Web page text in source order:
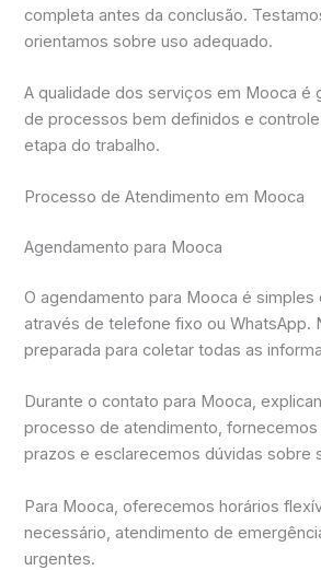
completa antes da conclusão.
orientamos sobre uso adequado.
A qualidade dos serviços em Mooca é
de processos bem definidos e
etapa do trabalho.
Processo de Atendimento em Mooca
Agendamento para Mooca
O agendamento para Mooca é
através de telefone fixo ou WhatsApp.
preparada para coletar todas as
Durante o contato para Mooca,
processo de atendimento,
prazos e esclarecemos dúvidas sobre
Para Mooca, oferecemos horários
necessário, atendimento de
urgentes.